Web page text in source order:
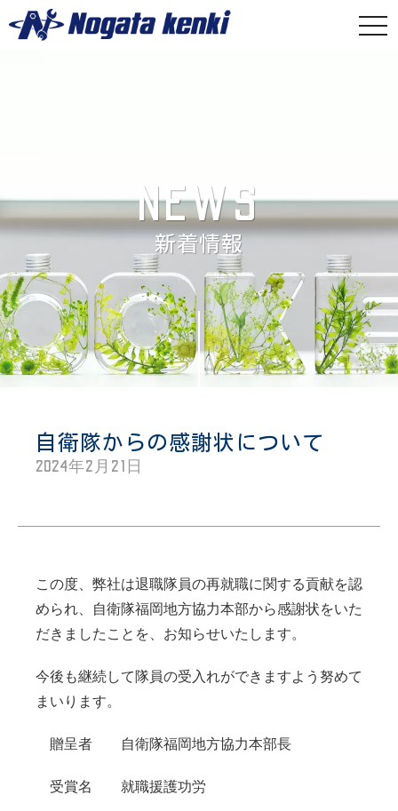
NEWS
新着情報
自衛隊からの感謝状について
2024年2月21日
この度、弊社は退職隊員の再就職に関する貢献を認
められ、自衛隊福岡地方協力本部から感謝状をいた
だきましたことを、お知らせいたします。
今後も継続して隊員の受入れができますよう努めて
まいります。
贈呈者 自衛隊福岡地方協力本部長
受賞名 就職援護功労